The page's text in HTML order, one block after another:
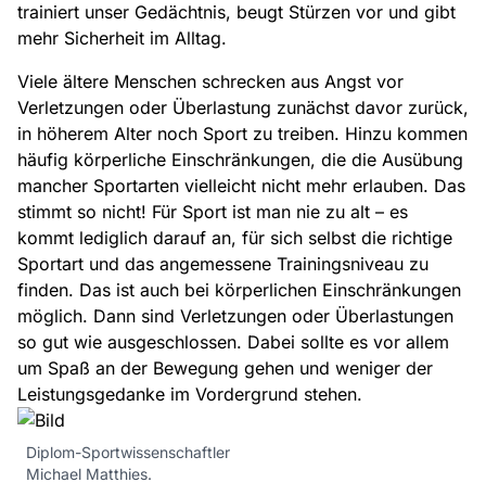
trainiert unser Gedächtnis, beugt Stürzen vor und gibt
mehr Sicherheit im Alltag.
Viele ältere Menschen schrecken aus Angst vor
Verletzungen oder Überlastung zunächst davor zurück,
in höherem Alter noch Sport zu treiben. Hinzu kommen
häufig körperliche Einschränkungen, die die Ausübung
mancher Sportarten vielleicht nicht mehr erlauben. Das
stimmt so nicht! Für Sport ist man nie zu alt – es
kommt lediglich darauf an, für sich selbst die richtige
Sportart und das angemessene Trainingsniveau zu
finden. Das ist auch bei körperlichen Einschränkungen
möglich. Dann sind Verletzungen oder Überlastungen
so gut wie ausgeschlossen. Dabei sollte es vor allem
um Spaß an der Bewegung gehen und weniger der
Leistungsgedanke im Vordergrund stehen.
Diplom-Sportwissenschaftler
Michael Matthies.